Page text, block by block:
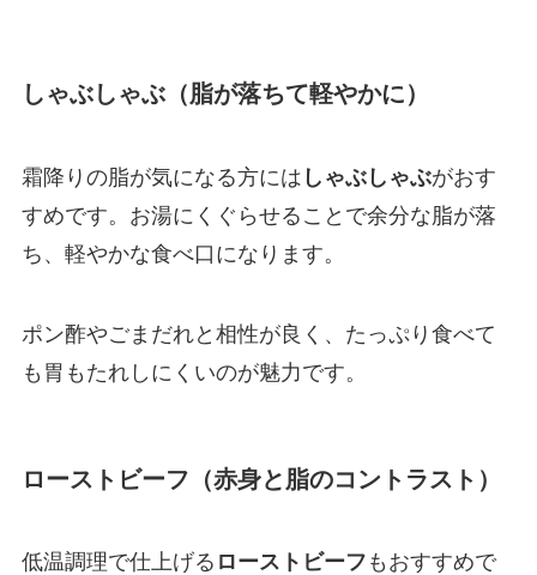
しゃぶしゃぶ（脂が落ちて軽やかに）
霜降りの脂が気になる方には しゃぶしゃぶがおす
すめです。お湯にくぐらせることで余分な脂が落
ち、軽やかな食べ口になります。
ポン酢やごまだれと相性が良く、たっぷり食べて
も胃もたれしにくいのが魅力です。
ローストビーフ（赤身と脂のコントラスト）
低温調理で仕上げる ローストビーフ もおすすめで